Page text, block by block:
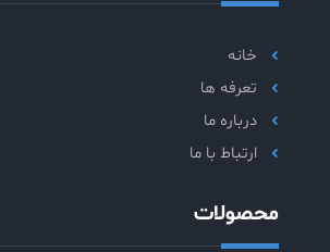
خانه
تعرفه ها
درباره ما
ارتباط با ما
محصولات